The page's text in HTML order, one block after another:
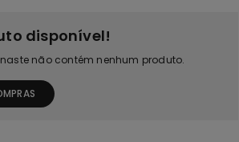
disponível!
não contém nenhum produto.